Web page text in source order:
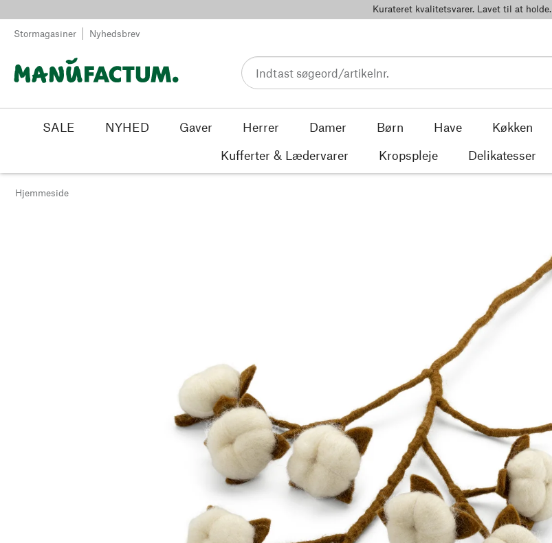
Kurateret kvalitetsvarer. Lavet til at holde.
Stormagasiner Nyhedsbrev
SALE NYHED Gaver Herrer Damer Børn Have Køkken
Kufferter & Lædervarer
Kropspleje Delikatesser
Hjemmeside